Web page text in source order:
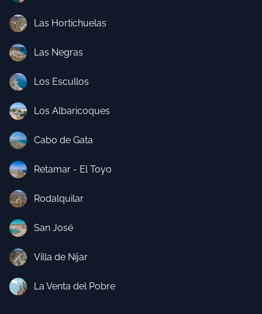
Las Hortichuelas
Las Negras
Los Escullos
Los Albaricoques
Cabo de Gata
Retamar - El Toyo
Rodalquilar
San José
Villa de Níjar
La Venta del Pobre